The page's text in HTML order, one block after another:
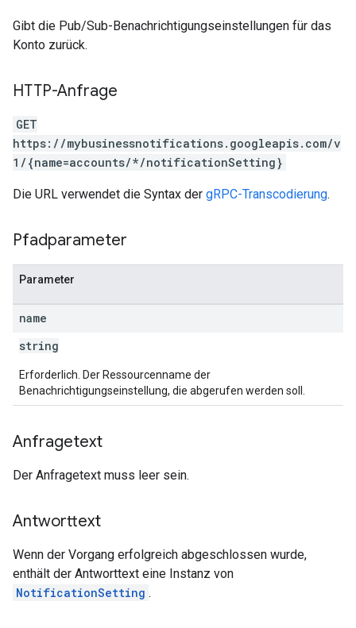
Gibt die Pub/Sub-Benachrichtigungseinstellungen für das
Konto zurück.
HTTP-Anfrage
GET
https://mybusinessnotifications.googleapis.com/v
1/{name=accounts/*/notificationSetting}
Die URL verwendet die Syntax der gRPC-Transcodierung.
Pfadparameter
Parameter
name
string
Erforderlich. Der Ressourcenname der
Benachrichtigungseinstellung, die abgerufen werden soll.
Anfragetext
Der Anfragetext muss leer sein.
Antworttext
Wenn der Vorgang erfolgreich abgeschlossen wurde,
enthält der Antworttext eine Instanz von
NotificationSetting .